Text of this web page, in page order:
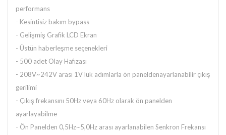
performans
- Kesintisiz bakım bypass
- Gelişmiş Grafik LCD Ekran
- Üstün haberleşme seçenekleri
- 500 adet Olay Hafızası
- 208V~242V arası 1V luk adımlarla ön paneldenayarlanabilir çıkış
gerilimi
- Çıkış frekansını 50Hz veya 60Hz olarak ön panelden
ayarlayabilme
- Ön Panelden 0,5Hz~5,0Hz arası ayarlanabilen Senkron Frekansı